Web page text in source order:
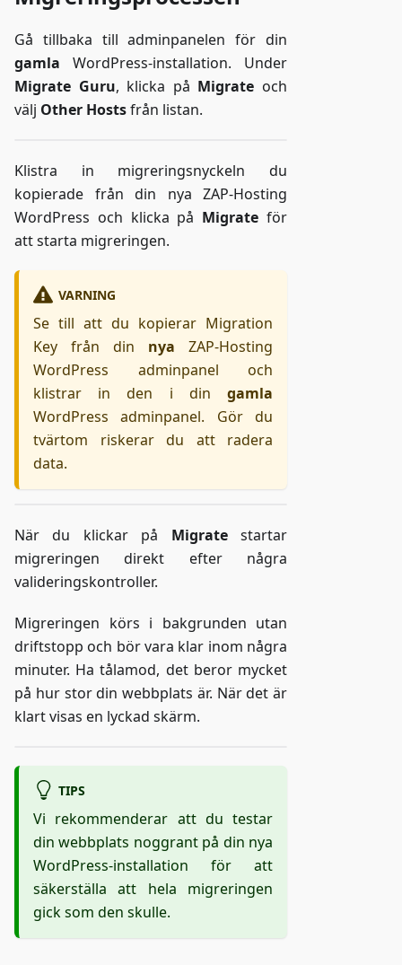
Gå tillbaka till adminpanelen för din
gamla WordPress-installation. Under
Migrate Guru, klicka på Migrate och
välj Other Hostsfrån listan.
Klistra in migreringsnyckeln du
kopierade från din nya ZAP-Hosting
WordPress och klicka på Migrate för
att starta migreringen.
VARNING
Se till att du kopierar Migration
Key från din nya ZAP-Hosting
WordPress adminpanel och
klistrar in den i din gamla
WordPress adminpanel. Gör du
tvärtom riskerar du att radera
data.
När du klickar på Migratestartar
migreringen direkt efter några
valideringskontroller.
Migreringen körs i bakgrunden utan
driftstopp och bör vara klar inom några
minuter. Ha tålamod, det beror mycket
på hur stor din webbplats är. När det är
klart visas en lyckad skärm.
TIPS
Vi rekommenderar att du testar
din webbplats noggrant på din nya
WordPress-installation för att
säkerställa att hela migreringen
gick som den skulle.